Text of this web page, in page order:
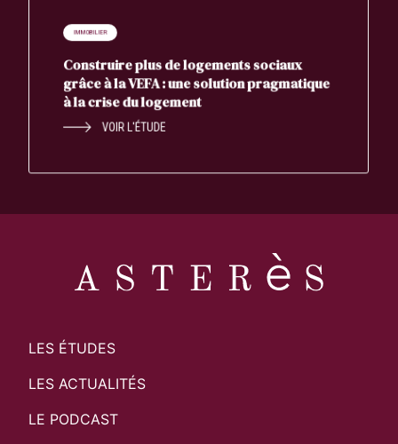
IMMOBILIER
Construire plus de logements sociaux
grâce à la VEFA : une solution pragmatique
à la crise du logement
VOIR L'ÉTUDE
LES ÉTUDES
LES ACTUALITÉS
LE PODCAST